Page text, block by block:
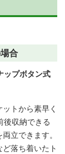
合
ップボタン式
トから素早く
後収納できる
立できます。
落ち着いたト